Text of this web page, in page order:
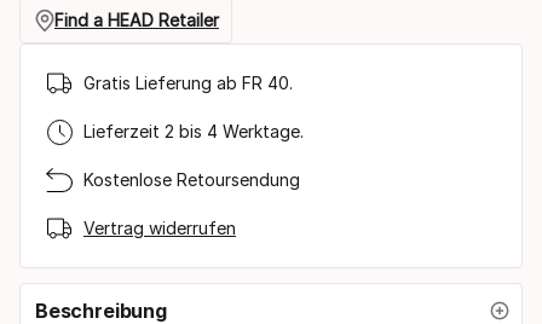
größe
Find a HEAD Retailer
Gratis Lieferung ab FR 40.
Lieferzeit 2 bis 4 Werktage.
Kostenlose Retoursendung
Vertrag widerrufen
Beschreibung